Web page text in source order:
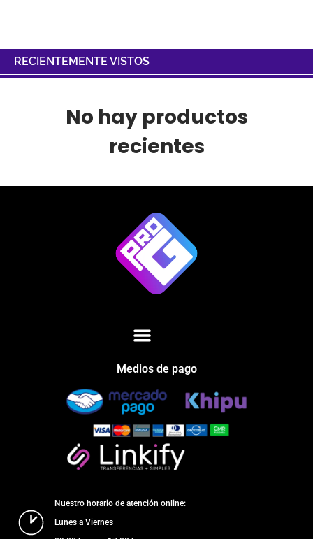
RECIENTEMENTE VISTOS
No hay productos
recientes
Medios de pago
Nuestro horario de atención online:
Lunes a Viernes